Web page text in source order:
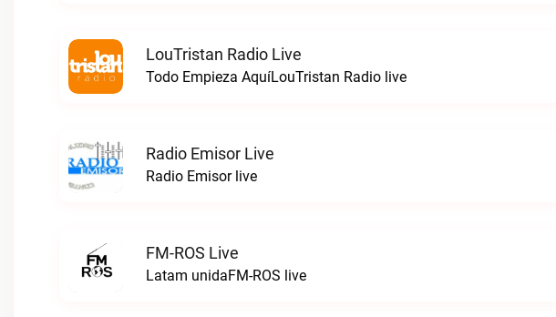
LouTristan Radio Live
Todo Empieza AquíLouTristan Radio live
Radio Emisor Live
Radio Emisor live
FM-ROS Live
Latam unidaFM-ROS live